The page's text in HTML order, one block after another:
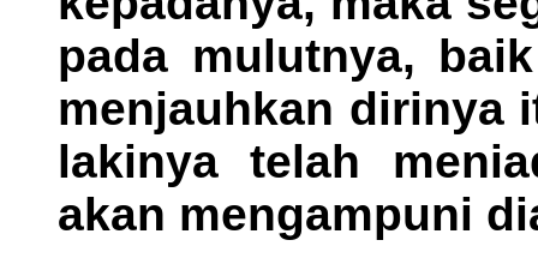
pada mulutnya,
menjauhkan dirinya
lakinya telah
akan mengampuni